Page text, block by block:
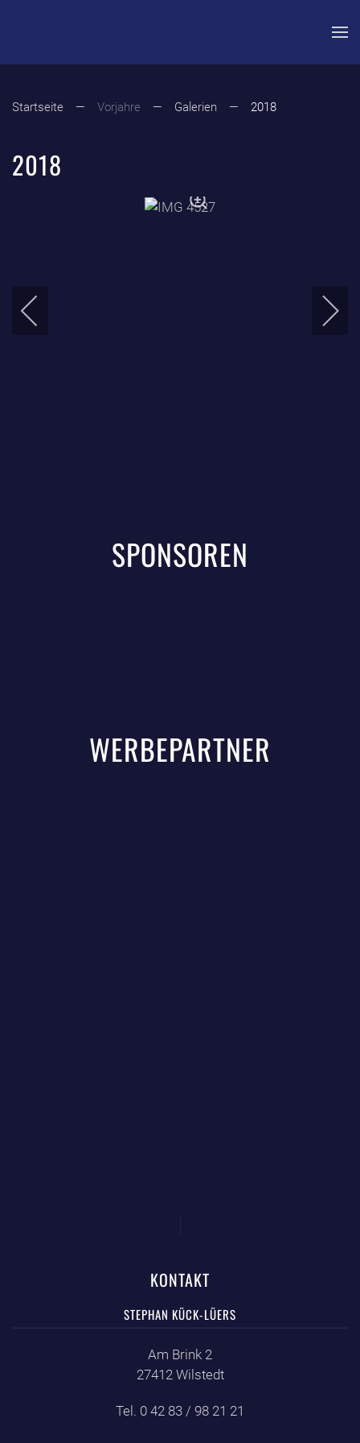
Startseite Vorjahre Galerien 2018
2018
SPONSOREN
WERBEPARTNER
KONTAKT
STEPHAN KÜCK-LÜERS
Am Brink 2
27412 Wilstedt
Tel. 0 42 83 / 98 21 21